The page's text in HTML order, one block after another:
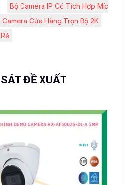
Bộ Camera IP Có Tích Hợp Míc
Camera Cửa Hàng Trọn Bộ 2K
ĐỀ XUẤT